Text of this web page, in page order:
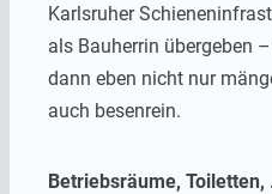
Karlsruher
als Bauherrin übergeben
dann eben nicht nur
auch besenrein.
Betriebsräume, Toiletten,